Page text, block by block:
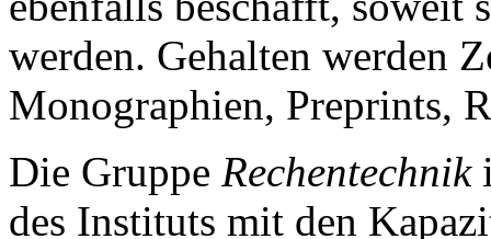
werden. Gehalten werden
Monographien, Preprints,
Die Gruppe Rechentechnik
des Instituts mit den